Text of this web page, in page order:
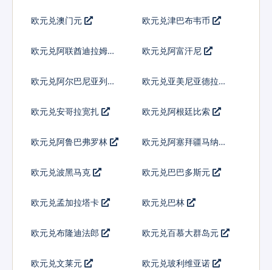
欧元兑澳门元 欧元兑津巴布韦币
欧元兑阿联酋迪拉姆流
欧元兑阿富汗尼
欧元兑阿尔巴尼亚列克 欧元兑亚美尼亚德拉姆
欧元兑安哥拉宽扎 欧元兑阿根廷比索
欧元兑阿鲁巴弗罗林 欧元兑阿塞拜疆马纳特
欧元兑波黑马克 欧元兑巴巴多斯元
欧元兑孟加拉塔卡 欧元兑巴林
欧元兑布隆迪法郎 欧元兑百慕大群岛元
欧元兑文莱元 欧元兑玻利维亚诺